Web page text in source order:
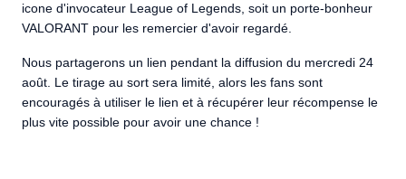
icone d'invocateur League of Legends, soit un porte-bonheur
VALORANT pour les remercier d'avoir regardé.
Nous partagerons un lien pendant la diffusion du mercredi 24
août. Le tirage au sort sera limité, alors les fans sont
encouragés à utiliser le lien et à récupérer leur récompense le
plus vite possible pour avoir une chance !